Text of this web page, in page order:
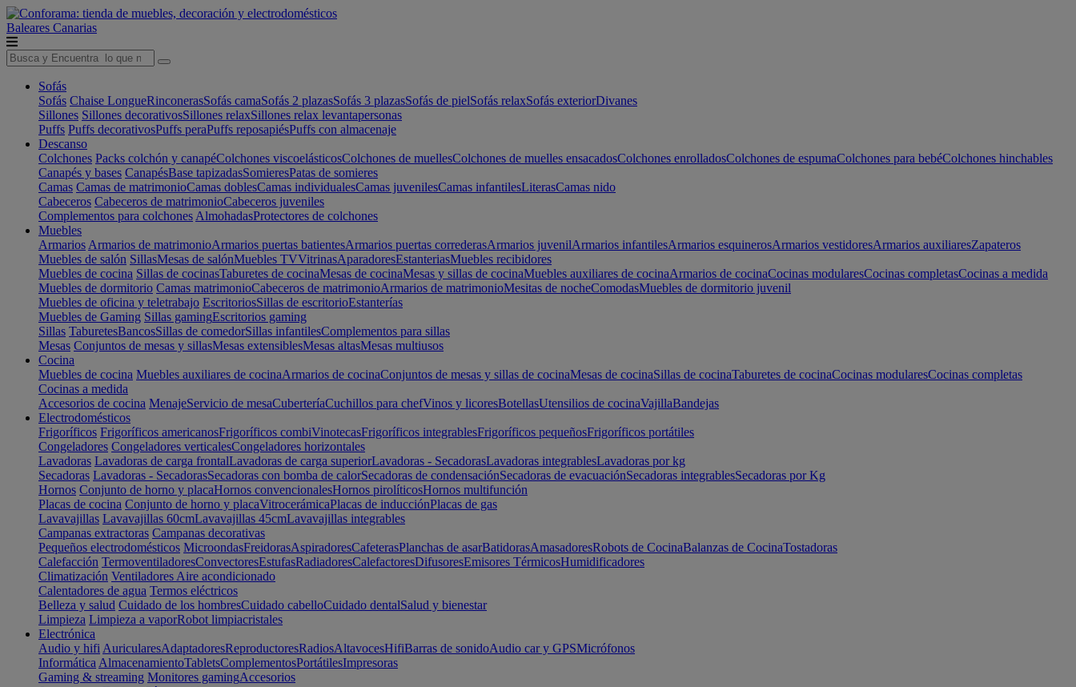
Baleares Canarias
Sofás
Sofás Chaise LongueRinconerasSofás camaSofás 2 plazasSofás 3 plazasSofás de pielSofás relaxSofás exteriorDivanes
Sillones Sillones decorativosSillones relaxSillones relax levantapersonas
Puffs Puffs decorativosPuffs peraPuffs reposapiésPuffs con almacenaje
Descanso
Colchones Packs colchón y canapéColchones viscoelásticosColchones de muellesColchones de muelles ensacadosColchones enrolladosColchones de espumaColchones para bebéColchones hinchables
Canapés y bases CanapésBase tapizadasSomieresPatas de somieres
Camas Camas de matrimonioCamas doblesCamas individualesCamas juvenilesCamas infantilesLiterasCamas nido
Cabeceros Cabeceros de matrimonioCabeceros juveniles
Complementos para colchones AlmohadasProtectores de colchones
Muebles
Armarios Armarios de matrimonioArmarios puertas batientesArmarios puertas correderasArmarios juvenilArmarios infantilesArmarios esquinerosArmarios vestidoresArmarios auxiliaresZapateros
Muebles de salón SillasMesas de salónMuebles TVVitrinasAparadoresEstanteriasMuebles recibidores
Muebles de cocina Sillas de cocinasTaburetes de cocinaMesas de cocinaMesas y sillas de cocinaMuebles auxiliares de cocinaArmarios de cocinaCocinas modularesCocinas completasCocinas a medida
Muebles de dormitorio Camas matrimonioCabeceros de matrimonioArmarios de matrimonioMesitas de nocheComodasMuebles de dormitorio juvenil
Muebles de oficina y teletrabajo EscritoriosSillas de escritorioEstanterías
Muebles de Gaming Sillas gamingEscritorios gaming
Sillas TaburetesBancosSillas de comedorSillas infantilesComplementos para sillas
Mesas Conjuntos de mesas y sillasMesas extensiblesMesas altasMesas multiusos
Cocina
Muebles de cocina Muebles auxiliares de cocinaArmarios de cocinaConjuntos de mesas y sillas de cocinaMesas de cocinaSillas de cocinaTaburetes de cocinaCocinas modularesCocinas completas
Cocinas a medida
Accesorios de cocina MenajeServicio de mesaCuberteríaCuchillos para chefVinos y licoresBotellasUtensilios de cocinaVajillaBandejas
Electrodomésticos
Frigoríficos Frigoríficos americanosFrigoríficos combiVinotecasFrigoríficos integrablesFrigoríficos pequeñosFrigoríficos portátiles
Congeladores Congeladores verticalesCongeladores horizontales
Lavadoras Lavadoras de carga frontalLavadoras de carga superiorLavadoras - SecadorasLavadoras integrablesLavadoras por kg
Secadoras Lavadoras - SecadorasSecadoras con bomba de calorSecadoras de condensaciónSecadoras de evacuaciónSecadoras integrablesSecadoras por Kg
Hornos Conjunto de horno y placaHornos convencionalesHornos pirolíticosHornos multifunción
Placas de cocina Conjunto de horno y placaVitrocerámicaPlacas de inducciónPlacas de gas
Lavavajillas Lavavajillas 60cmLavavajillas 45cmLavavajillas integrables
Campanas extractoras Campanas decorativas
Pequeños electrodomésticos MicroondasFreidorasAspiradoresCafeterasPlanchas de asarBatidorasAmasadoresRobots de CocinaBalanzas de CocinaTostadoras
Calefacción TermoventiladoresConvectoresEstufasRadiadoresCalefactoresDifusoresEmisores TérmicosHumidificadores
Climatización Ventiladores Aire acondicionado
Calentadores de agua Termos eléctricos
Belleza y salud Cuidado de los hombresCuidado cabelloCuidado dentalSalud y bienestar
Limpieza Limpieza a vaporRobot limpiacristales
Electrónica
Audio y hifi AuricularesAdaptadoresReproductoresRadiosAltavocesHifiBarras de sonidoAudio car y GPSMicrófonos
Informática AlmacenamientoTabletsComplementosPortátilesImpresoras
Gaming & streaming Monitores gamingAccesorios